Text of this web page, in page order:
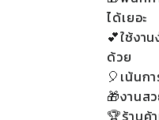
ได้เยอะ
💕ใช้งา
ด้วย
🎈เน้นก
🎁งานส
🏆ร้านค้